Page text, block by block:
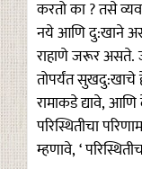
करतो का ? तसे
नये आणि दु:खाने
राहाणे जरूर असते.
तोपर्यंत
रामाकडे द्यावे, आणि
परिस्थितीचा
म्हणावे, ‘